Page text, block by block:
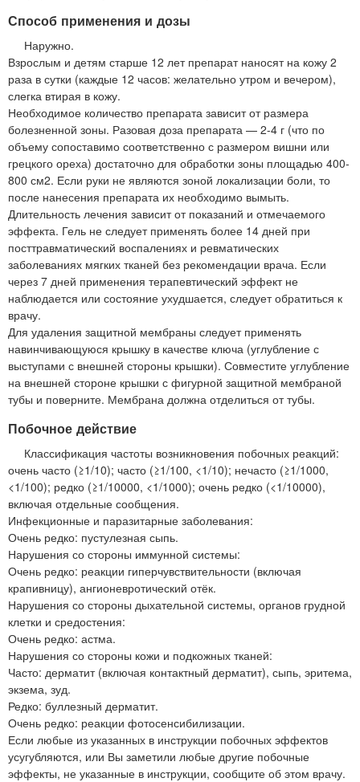
Способ применения и дозы
Наружно.
Взрослым и детям старше 12 лет препарат наносят на кожу 2
раза в сутки (каждые 12 часов: желательно утром и вечером),
слегка втирая в кожу.
Необходимое количество препарата зависит от размера
болезненной зоны. Разовая доза препарата — 2-4 г (что по
объему сопоставимо соответственно с размером вишни или
грецкого ореха) достаточно для обработки зоны площадью 400-
800 см2. Если руки не являются зоной локализации боли, то
после нанесения препарата их необходимо вымыть.
Длительность лечения зависит от показаний и отмечаемого
эффекта. Гель не следует применять более 14 дней при
посттравматический воспалениях и ревматических
заболеваниях мягких тканей без рекомендации врача. Если
через 7 дней применения терапевтический эффект не
наблюдается или состояние ухудшается, следует обратиться к
врачу.
Для удаления защитной мембраны следует применять
навинчивающуюся крышку в качестве ключа (углубление с
выступами с внешней стороны крышки). Совместите углубление
на внешней стороне крышки с фигурной защитной мембраной
тубы и поверните. Мембрана должна отделиться от тубы.
Побочное действие
Классификация частоты возникновения побочных реакций:
очень часто (≥1/10); часто (≥1/100, <1/10); нечасто (≥1/1000,
<1/100); редко (≥1/10000, <1/1000); очень редко (<1/10000),
включая отдельные сообщения.
Инфекционные и паразитарные заболевания:
Очень редко: пустулезная сыпь.
Нарушения со стороны иммунной системы:
Очень редко: реакции гиперчувствительности (включая
крапивницу), ангионевротический отёк.
Нарушения со стороны дыхательной системы, органов грудной
клетки и средостения:
Очень редко: астма.
Нарушения со стороны кожи и подкожных тканей:
Часто: дерматит (включая контактный дерматит), сыпь, эритема,
экзема, зуд.
Редко: буллезный дерматит.
Очень редко: реакции фотосенсибилизации.
Если любые из указанных в инструкции побочных эффектов
усугубляются, или Вы заметили любые другие побочные
эффекты, не указанные в инструкции, сообщите об этом врачу.